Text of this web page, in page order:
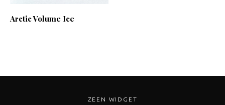
Arctic Volume Ice
ZEEN WIDGET